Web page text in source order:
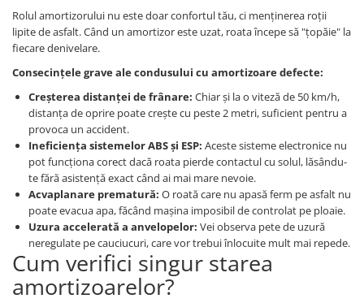
Rolul amortizorului nu este doar confortul tău, ci menținerea roții
lipite de asfalt. Când un amortizor este uzat, roata începe să "țopăie" la
fiecare denivelare.
Consecințele grave ale condusului cu amortizoare defecte:
Creșterea distanței de frânare: Chiar și la o viteză de 50 km/h,
distanța de oprire poate crește cu peste 2 metri, suficient pentru a
provoca un accident.
Ineficiența sistemelor ABS și ESP: Aceste sisteme electronice nu
pot funcționa corect dacă roata pierde contactul cu solul, lăsându-
te fără asistență exact când ai mai mare nevoie.
Acvaplanare prematură: O roată care nu apasă ferm pe asfalt nu
poate evacua apa, făcând mașina imposibil de controlat pe ploaie.
Uzura accelerată a anvelopelor: Vei observa pete de uzură
neregulate pe cauciucuri, care vor trebui înlocuite mult mai repede.
Cum verifici singur starea
amortizoarelor?